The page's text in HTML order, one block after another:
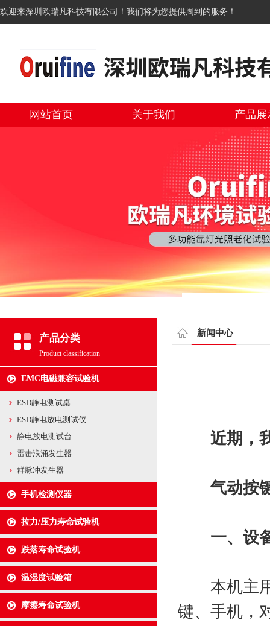
欢迎来深圳欧瑞凡科技有限公司！我们将为您提供周到的服务！
网站首页 关于我们 产品展
产品分类
Product classification
EMC电磁兼容试验机
ESD静电测试桌
ESD静电放电测试仪
静电放电测试台
雷击浪涌发生器
群脉冲发生器
手机检测仪器
拉力/压力寿命试验机
跌落寿命试验机
温湿度试验箱
摩擦寿命试验机
新闻中心
近期，
气动按
一、 设
本机主用
键、手机，